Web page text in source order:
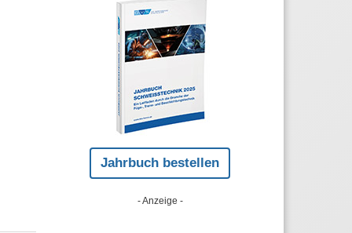
Jahrbuch bestellen
- Anzeige -